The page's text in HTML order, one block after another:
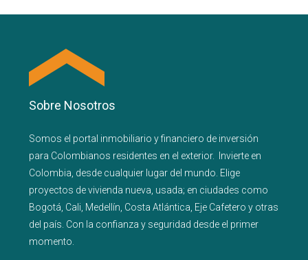
Sobre Nosotros
Somos el portal inmobiliario yfinanciero de inversión
para Colombianos residentes en el exterior.
Invierte en
Colombia, desde cualquier lugar del mundo. Elige
proyectos devivienda nueva usada; en ciudades como
Bogotá Cali Medellín Costa Atlántica Eje Cafetero y otras
del país . Con la confianza y seguridad desde el primer
momento.